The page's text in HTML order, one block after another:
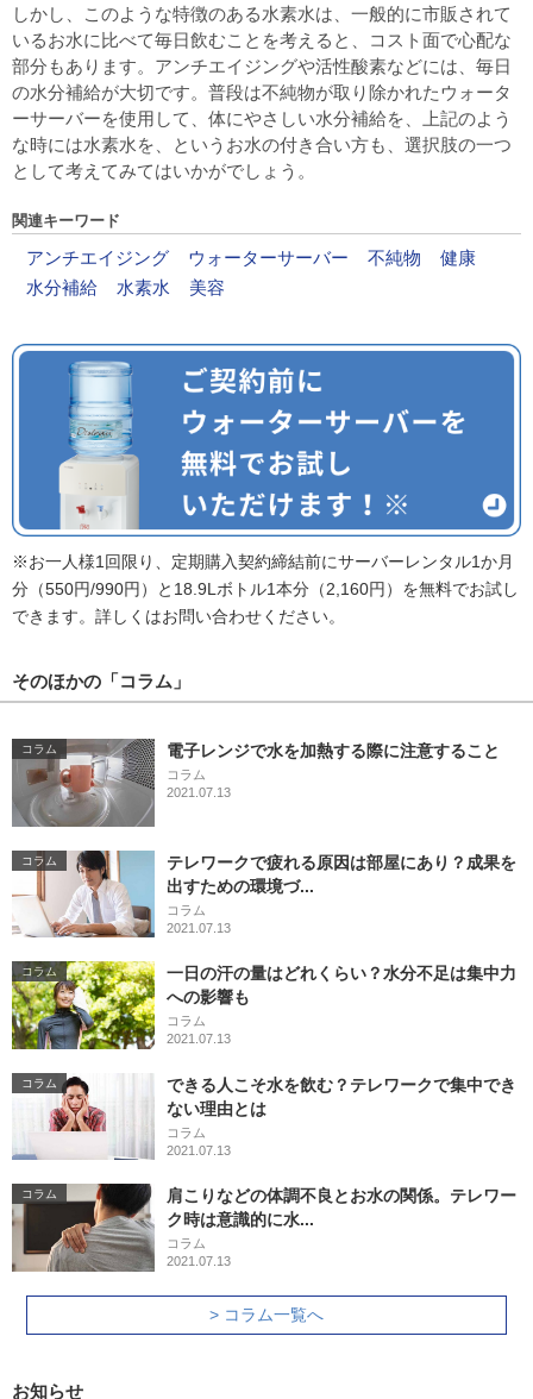
しかし、このような特徴のある水素水は、一般的に市販されて
いるお水に比べて毎日飲むことを考えると、コスト面で心配な
部分もあります。アンチエイジングや活性酸素などには、毎日
の水分補給が大切です。普段は不純物が取り除かれたウォータ
ーサーバーを使用して、体にやさしい水分補給を、上記のよう
な時には水素水を、というお水の付き合い方も、選択肢の一つ
として考えてみてはいかがでしょう。
関連キーワード
アンチエイジング ウォーターサーバー 不純物
健康
水分補給
水素水 美容
※お一人様1回限り、定期購入契約締結前にサーバーレンタル1か月
分（550円/990円）と18.9Lボトル1本分（2,160円）を無料でお試し
できます。詳しくはお問い合わせください。
そのほかの「コラム」
コラム 電子レンジで水を加熱する際に注意すること
コラム
2021.07.13
コラム
テレワークで疲れる原因は部屋にあり？成果を
出すための環境づ...
コラム
2021.07.13
コラム
一日の汗の量はどれくらい？水分不足は集中力
への影響も
コラム
2021.07.13
コラム
できる人こそ水を飲む？テレワークで集中でき
ない理由とは
コラム
2021.07.13
コラム
肩こりなどの体調不良とお水の関係。テレワー
ク時は意識的に水...
コラム
2021.07.13
> コラム一覧へ
お知らせ